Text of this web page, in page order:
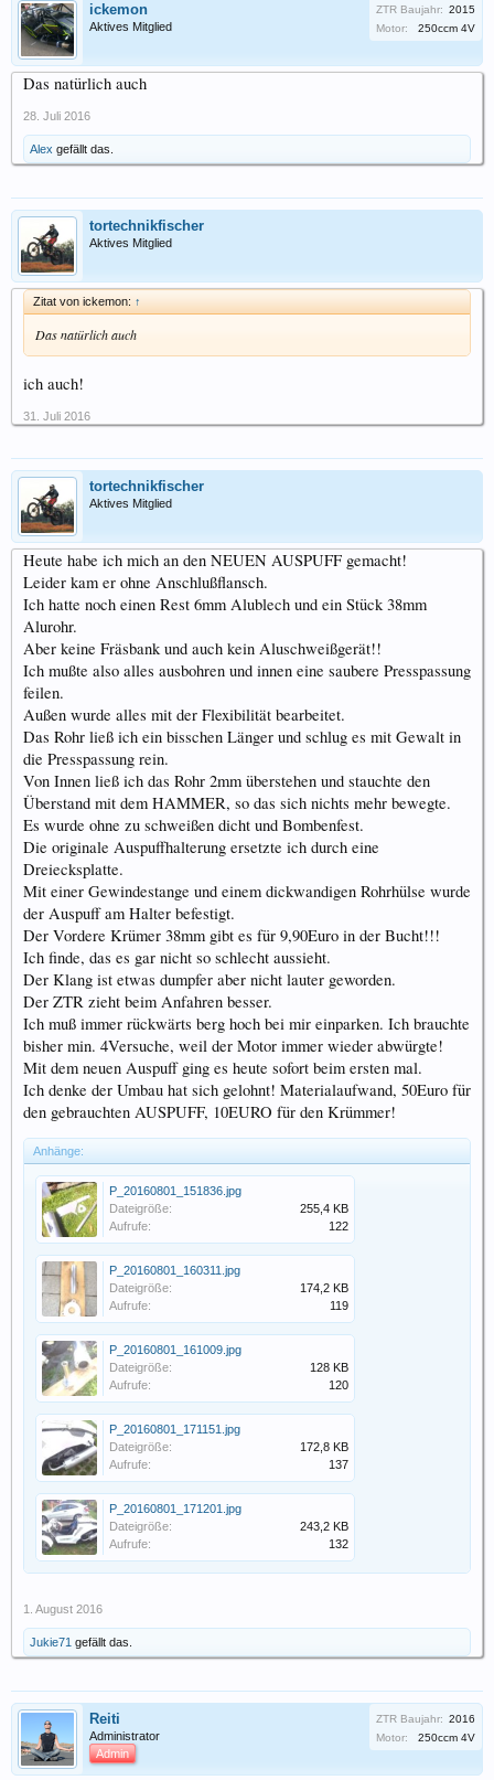
ickemon
Aktives Mitglied
ZTR Baujahr: 2015
Motor:
250ccm 4V
Das natürlich auch
28. Juli 2016
Alex gefällt das.
tortechnikfischer
Aktives Mitglied
Zitat von ickemon: ↑
Das natürlich auch
ich auch!
31. Juli 2016
tortechnikfischer
Aktives Mitglied
Heute habe ich mich an den NEUEN AUSPUFF gemacht!
Leider kam er ohne Anschlußflansch.
Ich hatte noch einen Rest 6mm Alublech und ein Stück 38mm
Alurohr.
Aber keine Fräsbank und auch kein Aluschweißgerät!!
Ich mußte also alles ausbohren und innen eine saubere Presspassung
feilen.
Außen wurde alles mit der Flexibilität bearbeitet.
Das Rohr ließ ich ein bisschen Länger und schlug es mit Gewalt in
die Presspassung rein.
Von Innen ließ ich das Rohr 2mm überstehen und stauchte den
Überstand mit dem HAMMER, so das sich nichts mehr bewegte.
Es wurde ohne zu schweißen dicht und Bombenfest.
Die originale Auspuffhalterung ersetzte ich durch eine
Dreiecksplatte.
Mit einer Gewindestange und einem dickwandigen Rohrhülse wurde
der Auspuff am Halter befestigt.
Der Vordere Krümer 38mm gibt es für 9,90Euro in der Bucht!!!
Ich finde, das es gar nicht so schlecht aussieht.
Der Klang ist etwas dumpfer aber nicht lauter geworden.
Der ZTR zieht beim Anfahren besser.
Ich muß immer rückwärts berg hoch bei mir einparken. Ich brauchte
bisher min. 4Versuche, weil der Motor immer wieder abwürgte!
Mit dem neuen Auspuff ging es heute sofort beim ersten mal.
Ich denke der Umbau hat sich gelohnt! Materialaufwand, 50Euro für
den gebrauchten AUSPUFF, 10EURO für den Krümmer!
Anhänge:
P_20160801_151836.jpg
Dateigröße:
255,4 KB
Aufrufe:
122
P_20160801_160311.jpg
Dateigröße:
174,2 KB
Aufrufe:
119
P_20160801_161009.jpg
Dateigröße:
128 KB
Aufrufe:
120
P_20160801_171151.jpg
Dateigröße:
172,8 KB
Aufrufe:
137
P_20160801_171201.jpg
Dateigröße:
243,2 KB
Aufrufe:
132
1. August 2016
Jukie71 gefällt das.
Reiti
Administrator
Admin
ZTR Baujahr: 2016
Motor:
250ccm 4V